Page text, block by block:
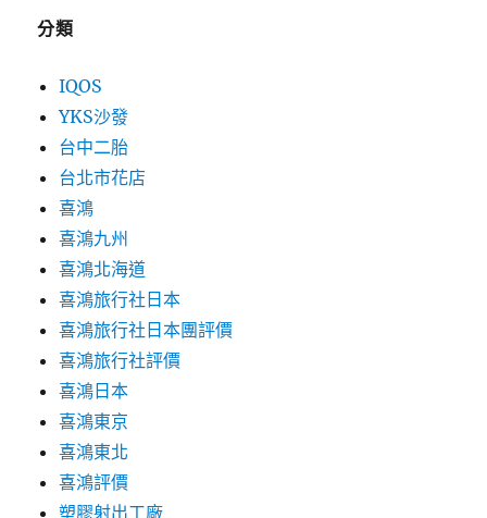
分類
IQOS
YKS沙發
台中二胎
台北市花店
喜鴻
喜鴻九州
喜鴻北海道
喜鴻旅行社日本
喜鴻旅行社日本團評價
喜鴻旅行社評價
喜鴻日本
喜鴻東京
喜鴻東北
喜鴻評價
塑膠射出工廠